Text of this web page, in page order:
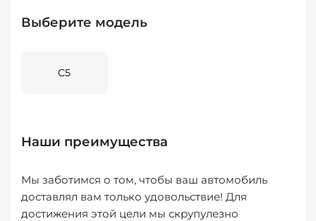
Выберите модель
C5
Наши преимущества
Мы заботимся о том, чтобы ваш автомобиль
доставлял вам только удовольствие! Для
достижения этой цели мы скрупулезно